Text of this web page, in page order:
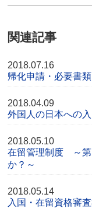
関連記事
2018.07.16
帰化申請・必要書
2018.04.09
外国人の日本への
2018.05.10
在留管理制度 ～第
か？～
2018.05.14
入国・在留資格審